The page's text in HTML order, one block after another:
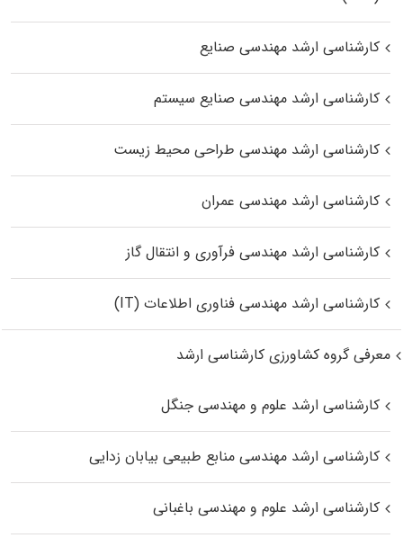
کارشناسی ارشد مهندسی صنایع
کارشناسی ارشد مهندسی صنایع سیستم
کارشناسی ارشد مهندسی طراحی محیط زیست
کارشناسی ارشد مهندسی عمران
کارشناسی ارشد مهندسی فرآوری و انتقال گاز
کارشناسی ارشد مهندسی فناوری اطلاعات (IT)
معرفی گروه کشاورزی کارشناسی ارشد
کارشناسی ارشد علوم و مهندسی جنگل
کارشناسی ارشد مهندسی منابع طبیعی بیابان زدایی
کارشناسی ارشد علوم و مهندسی باغبانی